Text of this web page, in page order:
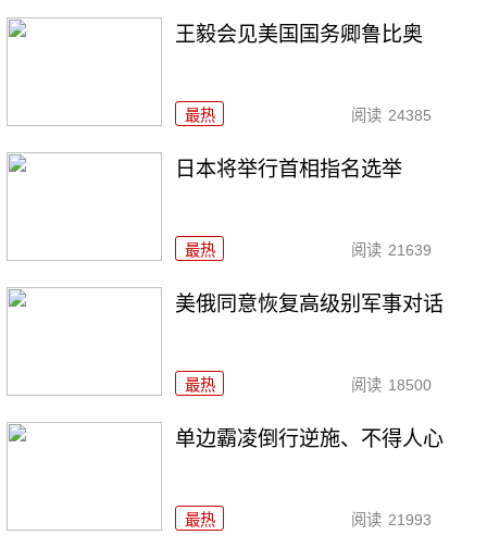
王毅会见美国国务卿鲁比奥
最热 阅读 24385
日本将举行首相指名选举
最热 阅读 21639
美俄同意恢复高级别军事对话
最热 阅读 18500
单边霸凌倒行逆施、不得人心
最热 阅读 21993